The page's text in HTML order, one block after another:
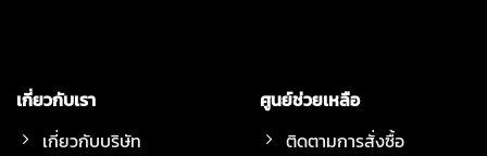
เกี่ยวกับเรา
เกี่ยวกับบริษัท
ศูนย์ช่วยเหลือ
ติดตามการสั่งซื้อ